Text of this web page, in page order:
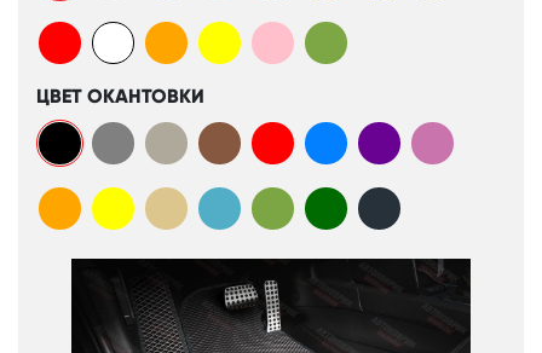
ЦВЕТ ОКАНТОВКИ